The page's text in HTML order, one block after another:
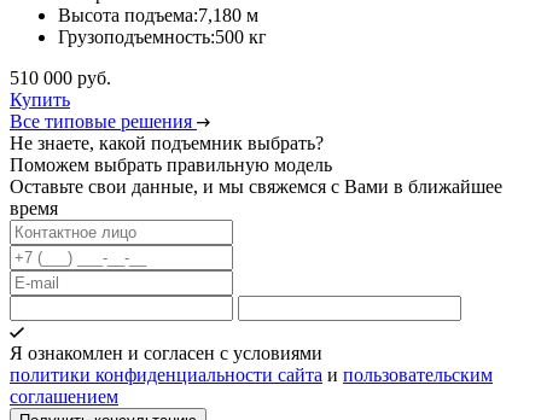
Высота подъема:7,180 м
Грузоподъемность:500 кг
510 000 руб.
Купить
Все типовые решения
Не знаете, какой подъемник выбрать?
Поможем выбрать правильную модель
Оставьте свои данные, и мы свяжемся с Вами в ближайшее
время
Я ознакомлен и согласен с условиями
политики конфиденциальности сайта и пользовательским
соглашением